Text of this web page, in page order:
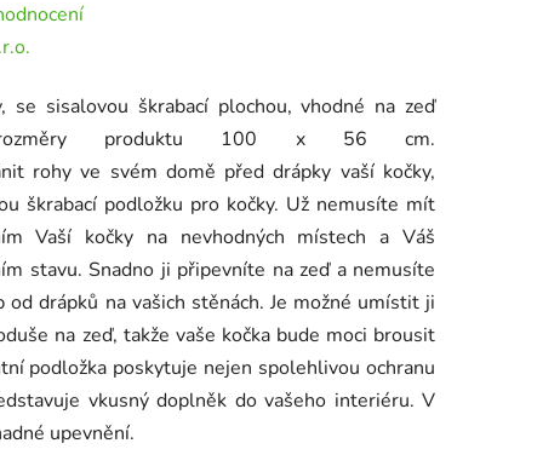
se sisalovou škrabací plochou, vhodné na zeď
produktu 100 x 56 cm.
rohy ve svém domě před drápky vaší kočky,
škrabací podložku pro kočky. Už nemusíte mít
Vaší kočky na nevhodných místech a Váš
stavu. Snadno ji připevníte na zeď a nemusíte
drápků na vašich stěnách. Je možné umístit ji
na zeď, takže vaše kočka bude moci brousit
podložka poskytuje nejen spolehlivou ochranu
vkusný doplněk do vašeho interiéru. V
upevnění.